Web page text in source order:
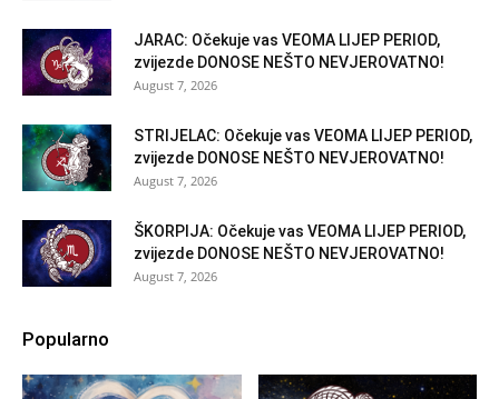
JARAC: Očekuje vas VEOMA LIJEP PERIOD,
zvijezde DONOSE NEŠTO NEVJEROVATNO!
August 7, 2026
STRIJELAC: Očekuje vas VEOMA LIJEP PERIOD,
zvijezde DONOSE NEŠTO NEVJEROVATNO!
August 7, 2026
ŠKORPIJA: Očekuje vas VEOMA LIJEP PERIOD,
zvijezde DONOSE NEŠTO NEVJEROVATNO!
August 7, 2026
Popularno